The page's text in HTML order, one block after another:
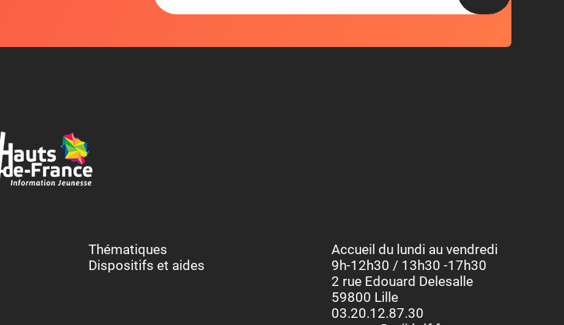
Thématiques
Dispositifs et aides
Accueil du lundi au vendredi
9h-12h30 / 13h30 -17h30
2 rue Edouard Delesalle
59800 Lille
03.20.12.87.30